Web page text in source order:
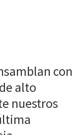
con
alto
nuestros